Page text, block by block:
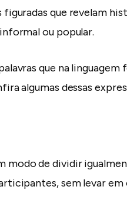
figuradas que revelam
ou popular.
que na linguagem
algumas dessas
modo de dividir
sem levar